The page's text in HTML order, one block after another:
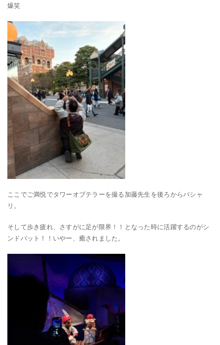
爆笑
ここでご満悦でタワーオブテラーを撮る加藤先生を後ろからパシャ
リ。
そして歩き疲れ、さすがに足が限界！！となった時に活躍するのがシ
ンドバット！！いやー、癒されました。